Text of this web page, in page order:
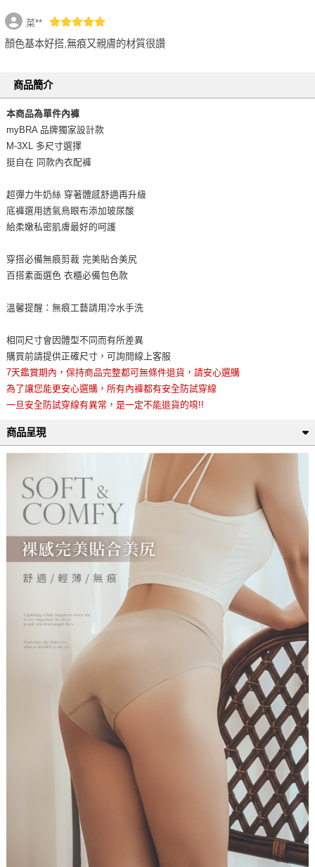
菜**
顏色基本好搭,無痕又親膚的材質很讚
商品簡介
本商品為單件內褲
myBRA 品牌獨家設計款
M-3XL 多尺寸選擇
挺自在 同款內衣配褲
超彈力牛奶絲 穿著體感舒適再升級
底褲選用透氣鳥眼布添加玻尿酸
給柔嫩私密肌膚最好的呵護
穿搭必備無痕剪裁 完美貼合美尻
百搭素面選色 衣櫃必備包色款
溫馨提醒：無痕工藝請用冷水手洗
相同尺寸會因體型不同而有所差異
購買前請提供正確尺寸，可詢問線上客服
7天鑑賞期內，保持商品完整都可無條件退貨，請安心選購
為了讓您能更安心選購，所有內褲都有安全防試穿線
一旦安全防試穿線有異常，是一定不能退貨的唷!!
商品呈現